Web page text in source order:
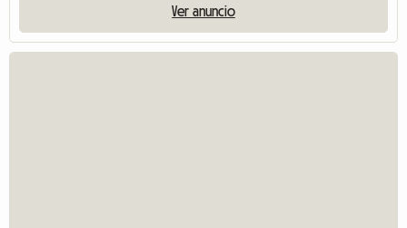
Ver anuncio